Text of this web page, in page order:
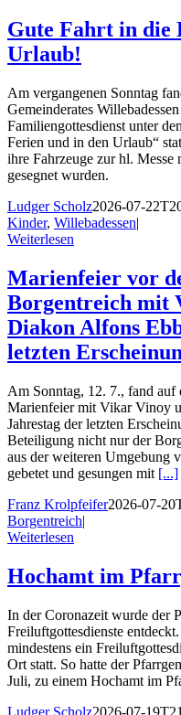
Gute Fahrt in die
Urlaub!
Am vergangenen Sonntag
Gemeinderates
Familiengottesdienst unter
Ferien und in den Urlaub“
ihre Fahrzeuge zur hl.
gesegnet wurden.
Ludger Scholz2026-07-
Kinder, Willebadessen|
Weiterlesen
Marienfeier vor
Borgentreich mit
Diakon Alfons
letzten
Am Sonntag, 12. 7., fand
Marienfeier mit Vikar Vinoy
Jahrestag der letzten
Beteiligung nicht nur der
aus der weiteren Umgebung
gebetet und gesungen mit [...]
Franz Krolpfeifer2026-07-
Borgentreich|
Weiterlesen
Hochamt im
In der Coronazeit wurde der
Freiluftgottesdienste
mindestens ein
Ort statt. So hatte der
Juli, zu einem Hochamt im
Ludger Scholz2026-07-